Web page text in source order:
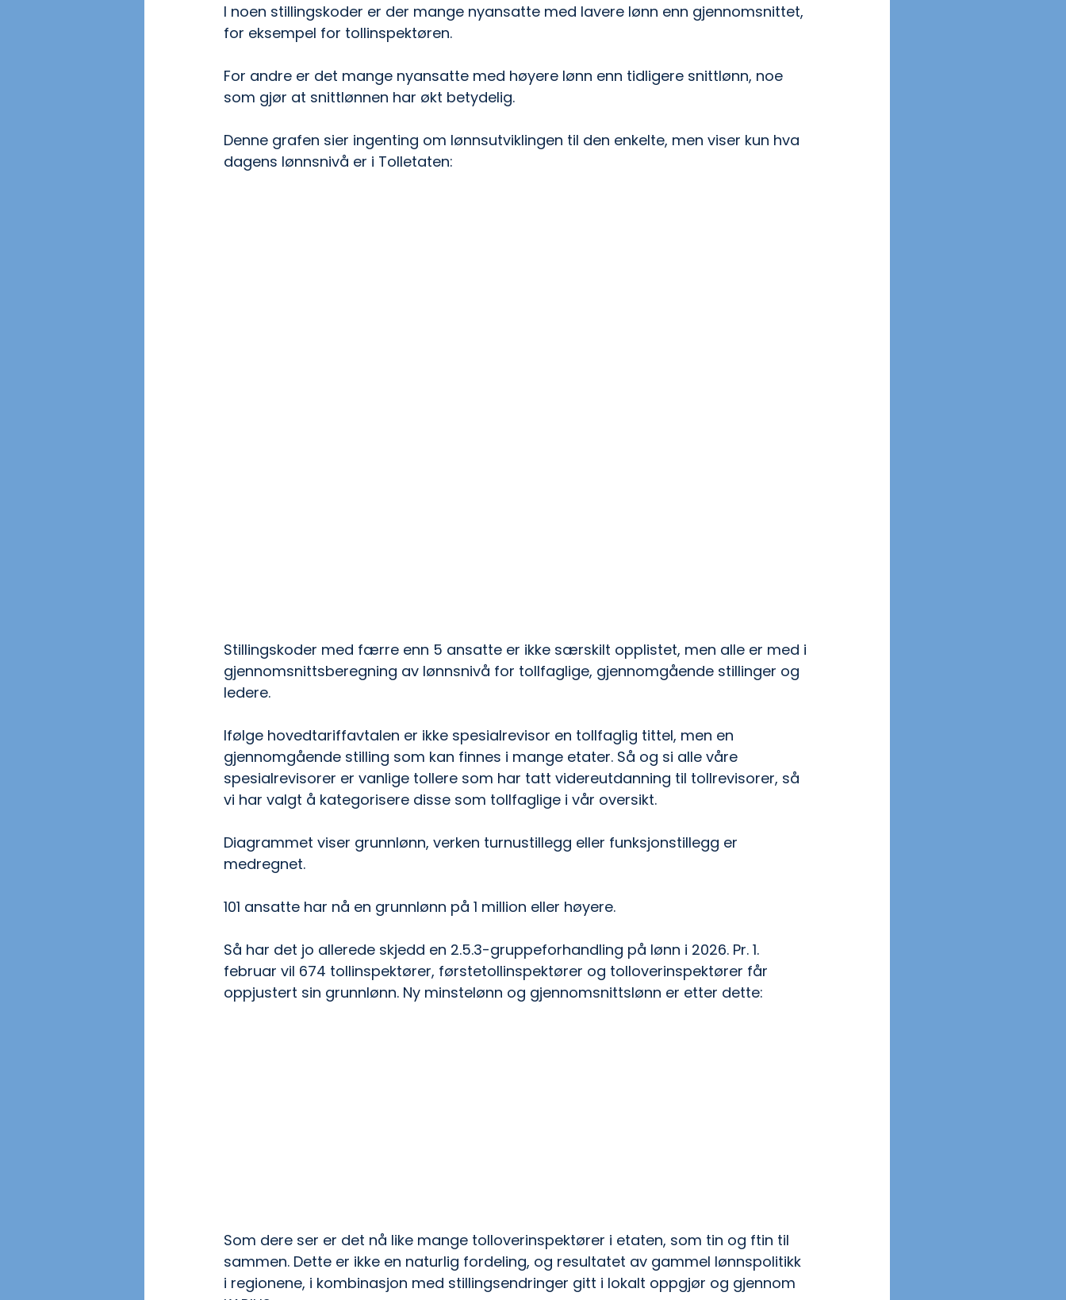
I noen stillingskoder er der mange nyansatte med lavere lønn enn gjennomsnittet,
for eksempel for tollinspektøren.
For andre er det mange nyansatte med høyere lønn enn tidligere snittlønn, noe
som gjør at snittlønnen har økt betydelig.
Denne grafen sier ingenting om lønnsutviklingen til den enkelte, men viser kun hva
dagens lønnsnivå er i Tolletaten:
Stillingskoder med færre enn 5 ansatte er ikke særskilt opplistet, men alle er med i
gjennomsnittsberegning av lønnsnivå for tollfaglige, gjennomgående stillinger og
ledere.
Ifølge hovedtariffavtalen er ikke spesialrevisor en tollfaglig tittel, men en
gjennomgående stilling som kan finnes i mange etater. Så og si alle våre
spesialrevisorer er vanlige tollere som har tatt videreutdanning til tollrevisorer, så
vi har valgt å kategorisere disse som tollfaglige i vår oversikt.
Diagrammet viser grunnlønn, verken turnustillegg eller funksjonstillegg er
medregnet.
101 ansatte har nå en grunnlønn på 1 million eller høyere.
Så har det jo allerede skjedd en 2.5.3-gruppeforhandling på lønn i 2026. Pr. 1.
februar vil 674 tollinspektører, førstetollinspektører og tolloverinspektører får
oppjustert sin grunnlønn. Ny minstelønn og gjennomsnittslønn er etter dette:
Som dere ser er det nå like mange tolloverinspektører i etaten, som tin og ftin til
sammen. Dette er ikke en naturlig fordeling, og resultatet av gammel lønnspolitikk
i regionene, i kombinasjon med stillingsendringer gitt i lokalt oppgjør og gjennom